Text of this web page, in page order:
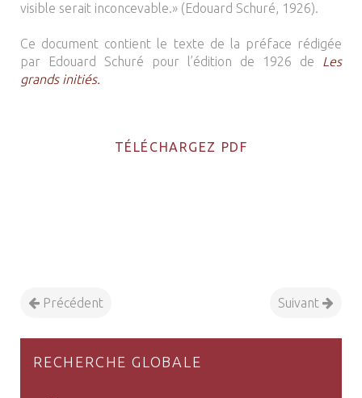
visible serait inconcevable.» (Edouard Schuré, 1926).
Ce document contient le texte de la préface rédigée
par Edouard Schuré pour l’édition de 1926 de Les
grands initiés.
TÉLÉCHARGEZ PDF
Précédent Suivant
RECHERCHE GLOBALE